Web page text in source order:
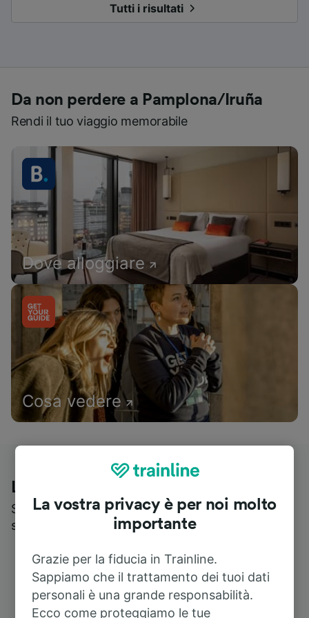
Tutti i risultati
Da non perdere a Pamplona/Iruña
Rendi il tuo viaggio memorabile
Dove alloggiare
Cosa vedere
Le recensioni dei nostri viaggiatori
Scopri cosa pensa realmente chi utilizza i nostri
servizi
La vostra privacy è per noi molto
importante
Grazie per la fiducia in Trainline.
Sappiamo che il trattamento dei tuoi dati
personali è una grande responsabilità.
Ecco come proteggiamo le tue